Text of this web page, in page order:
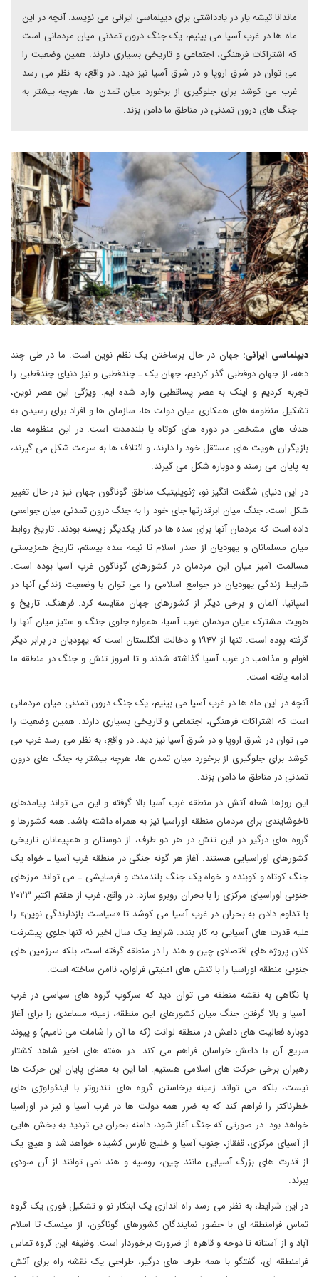
ماندانا تیشه یار در یادداشتی برای دیپلماسی ایرانی می نویسد: آنچه در این
ماه ها در غرب آسیا می بینیم، یک جنگ درون تمدنی میان مردمانی است
که اشتراکات فرهنگی، اجتماعی و تاریخی بسیاری دارند. همین وضعیت را
می توان در شرق اروپا و در شرق آسیا نیز دید. در واقع، به نظر می رسد
غرب می کوشد برای جلوگیری از برخورد میان تمدن ها، هرچه بیشتر به
جنگ های درون تمدنی در مناطق ما دامن بزند.
دیپلماسی ایرانی: جهان در حال برساختن یک نظم نوین است. ما در طی چند
دهه، از جهان دوقطبی گذر کردیم، جهان یک ـ چندقطبی و نیز دنیای چندقطبی را
تجربه کردیم و اینک به عصر پساقطبی وارد شده ایم. ویژگی این عصر نوین،
تشکیل منظومه های همکاری میان دولت ها، سازمان ها و افراد برای رسیدن به
هدف های مشخص در دوره های کوتاه یا بلندمدت است. در این منظومه ها،
بازیگران هویت های مستقل خود را دارند، و ائتلاف ها به سرعت شکل می گیرند،
به پایان می رسند و دوباره شکل می گیرند.
در این دنیای شگفت انگیز نو، ژئوپلیتیک مناطق گوناگون جهان نیز در حال تغییر
شکل است. جنگ میان ابرقدرتها جای خود را به جنگ درون تمدنی میان جوامعی
داده است که مردمان آنها برای سده ها در کنار یکدیگر زیسته بودند. تاریخ روابط
میان مسلمانان و یهودیان از صدر اسلام تا نیمه سده بیستم، تاریخ همزیستی
مسالمت آمیز میان این مردمان در کشورهای گوناگون غرب آسیا بوده است.
شرایط زندگی یهودیان در جوامع اسلامی را می توان با وضعیت زندگی آنها در
اسپانیا، آلمان و برخی دیگر از کشورهای جهان مقایسه کرد. فرهنگ، تاریخ و
هویت مشترک میان مردمان غرب آسیا، همواره جلوی جنگ و ستیز میان آنها را
گرفته بوده است. تنها از ۱۹۴۷ و دخالت انگلستان است که یهودیان در برابر دیگر
اقوام و مذاهب در غرب آسیا گذاشته شدند و تا امروز تنش و جنگ در منطقه ما
ادامه یافته است.
آنچه در این ماه ها در غرب آسیا می بینیم، یک جنگ درون تمدنی میان مردمانی
است که اشتراکات فرهنگی، اجتماعی و تاریخی بسیاری دارند. همین وضعیت را
می توان در شرق اروپا و در شرق آسیا نیز دید. در واقع، به نظر می رسد غرب می
کوشد برای جلوگیری از برخورد میان تمدن ها، هرچه بیشتر به جنگ های درون
تمدنی در مناطق ما دامن بزند.
این روزها شعله آتش در منطقه غرب آسیا بالا گرفته و این می تواند پیامدهای
ناخوشایندی برای مردمان منطقه اوراسیا نیز به همراه داشته باشد. همه کشورها و
گروه های درگیر در این تنش در هر دو طرف، از دوستان و همپیمانان تاریخی
کشورهای اوراسیایی هستند. آغاز هر گونه جنگی در منطقه غرب آسیا ـ خواه یک
جنگ کوتاه و کوبنده و خواه یک جنگ بلندمدت و فرسایشی ـ می تواند مرزهای
جنوبی اوراسیای مرکزی را با بحران روبرو سازد. در واقع، غرب از هفتم اکتبر ۲۰۲۳
با تداوم دادن به بحران در غرب آسیا می کوشد تا «سیاست بازدارندگی نوین» را
علیه قدرت های آسیایی به کار بندد. شرایط یک سال اخیر نه تنها جلوی پیشرفت
کلان پروژه های اقتصادی چین و هند را در منطقه گرفته است، بلکه سرزمین های
جنوبی منطقه اوراسیا را با تنش های امنیتی فراوان، ناامن ساخته است.
با نگاهی به نقشه منطقه می توان دید که سرکوب گروه های سیاسی در غرب
آسیا و بالا گرفتن جنگ میان کشورهای این منطقه، زمینه مساعدی را برای آغاز
دوباره فعالیت های داعش در منطقه لوانت (که ما آن را شامات می نامیم) و پیوند
سریع آن با داعش خراسان فراهم می کند. در هفته های اخیر شاهد کشتار
رهبران برخی حرکت های اسلامی هستیم. اما این به معنای پایان این حرکت ها
نیست، بلکه می تواند زمینه برخاستن گروه های تندروتر با ایدئولوژی های
خطرناکتر را فراهم کند که به ضرر همه دولت ها در غرب آسیا و نیز در اوراسیا
خواهد بود. در صورتی که جنگ آغاز شود، دامنه بحران بی تردید به بخش هایی
از آسیای مرکزی، قفقاز، جنوب آسیا و خلیج فارس کشیده خواهد شد و هیچ یک
از قدرت های بزرگ آسیایی مانند چین، روسیه و هند نمی توانند از آن سودی
ببرند.
در این شرایط، به نظر می رسد راه اندازی یک ابتکار نو و تشکیل فوری یک گروه
تماس فرامنطقه ای با حضور نمایندگان کشورهای گوناگون، از مینسک تا اسلام
آباد و از آستانه تا دوحه و قاهره از ضرورت برخوردار است. وظیفه این گروه تماس
فرامنطقه ای، گفتگو با همه طرف های درگیر، طراحی یک نقشه راه برای آتش